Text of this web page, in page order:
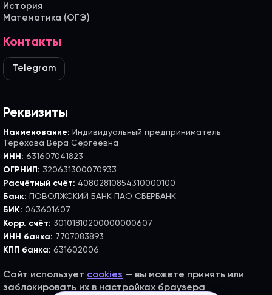
История
Математика (ОГЭ)
Контакты
Telegram
Реквизиты
Наименование: Индивидуальный предприниматель
Терехова Вера Сергеевна
ИНН: 631607041823
ОГРНИП: 320631300070933
Расчётный счёт: 40802810854310000100
Банк: ПОВОЛЖСКИЙ БАНК ПАО СБЕРБАНК
БИК: 043601607
Корр. счёт: 30101810200000000607
ИНН банка: 7707083893
КПП банка: 631602006
Сайт использует cookies — вы можете принять или
заблокировать их в настройках браузера